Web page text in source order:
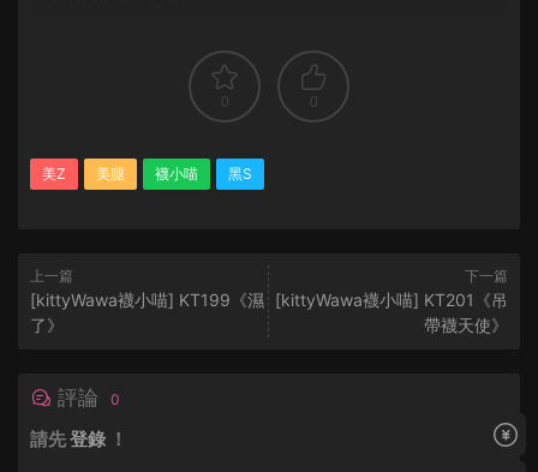
0 0
美Z 美腿 襪小喵 黑S
上一篇
[kittyWawa襪小喵] KT199《濕
了》
下一篇
[kittyWawa襪小喵] KT201《吊
帶襪天使》
評論 0
請先登錄 ！